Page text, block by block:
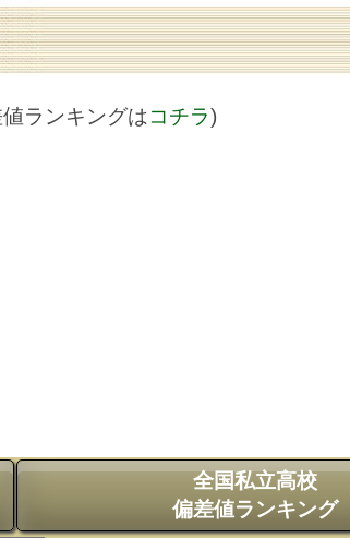
ランキングはコチラ)
全国私立高校
偏差値ランキング